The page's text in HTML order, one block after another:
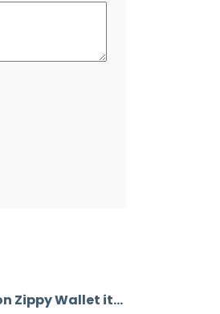
Louis Vuitton Zippy Wallet ithal Unisex Cüzdan